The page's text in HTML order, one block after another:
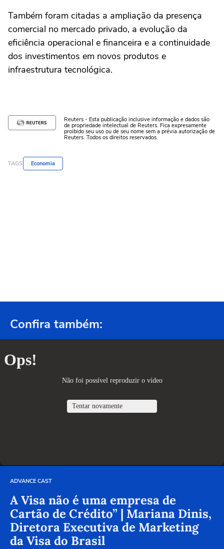
Também foram citadas a ampliação da presença
comercial no mercado privado, a evolução da
eficiência operacional e financeira e a continuidade
dos investimentos em novos produtos e
infraestrutura tecnológica.
Reuters - Esta publicação inclusive informação e dados são
de propriedade intelectual de Reuters. Fica expresamente
proibido seu uso ou de seu nome sem a prévia autorização de
Reuters. Todos os direitos reservados.
TAGS Economia
Confira também:
ADVANCE CAST
A Visa não é uma empresa de
Cartão de Crédito” | Mariana Dinis,
Diretora Executiva de Marketing
da Visa do Brasil